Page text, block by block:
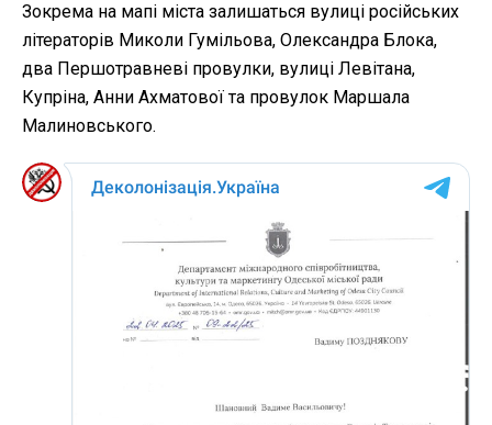
Зокрема на мапі міста залишаться вулиці російських
літераторів Миколи Гумільова, Олександра Блока,
два Першотравневі провулки, вулиці Левітана,
Купріна, Анни Ахматової та провулок Маршала
Малиновського.